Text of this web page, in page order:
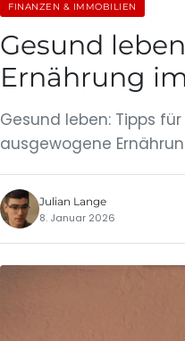
FINANZEN & IMMOBILIEN
Gesund
Ernährung
Gesund leben: Tipps
ausgewogene
Julian Lange
8. Januar 2026